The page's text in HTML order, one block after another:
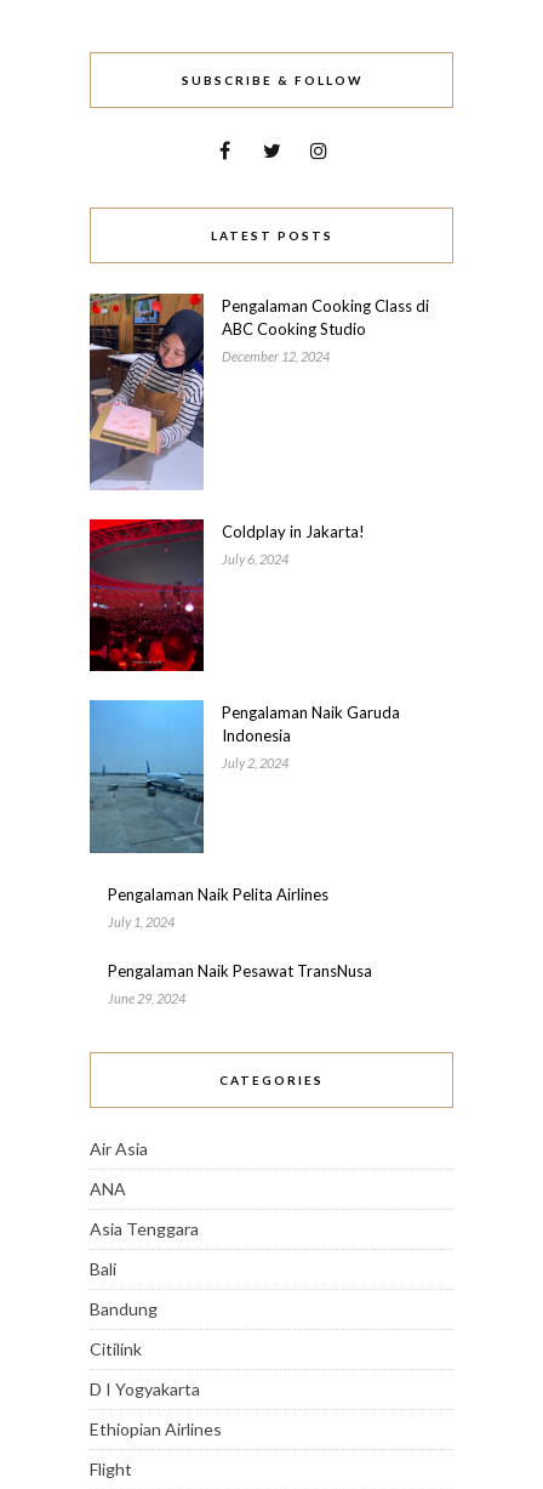
SUBSCRIBE & FOLLOW
LATEST POSTS
Pengalaman Cooking Class di
ABC Cooking Studio
December 12, 2024
Coldplay in Jakarta!
July 6, 2024
Pengalaman Naik Garuda
Indonesia
July 2, 2024
Pengalaman Naik Pelita Airlines
July 1, 2024
Pengalaman Naik Pesawat TransNusa
June 29, 2024
CATEGORIES
Air Asia
ANA
Asia Tenggara
Bali
Bandung
Citilink
D I Yogyakarta
Ethiopian Airlines
Flight